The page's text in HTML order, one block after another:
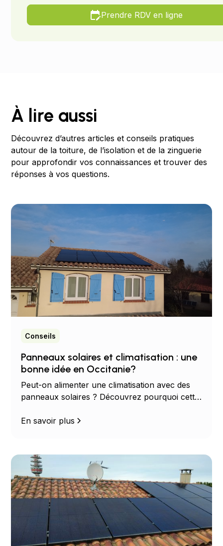
Prendre RDV en ligne
À lire aussi
Découvrez d’autres articles et conseils pratiques
autour de la toiture, de l’isolation et de la zinguerie
pour approfondir vos connaissances et trouver des
réponses à vos questions.
Conseils
Panneaux solaires et climatisation : une
bonne idée en Occitanie?
Peut-on alimenter une climatisation avec des
panneaux solaires ? Découvrez pourquoi cette
facture d'électricité en Occitanie.
En savoir plus